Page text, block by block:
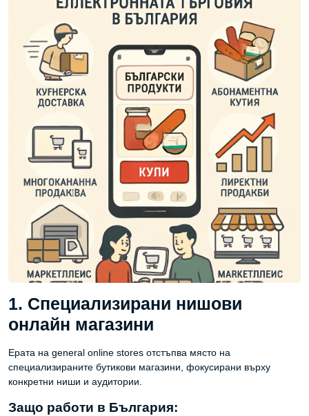
1. Специализирани нишови
онлайн магазини
Ерата на general online stores отстъпва място на
специализираните бутикови магазини, фокусирани върху
конкретни ниши и аудитории.
Защо работи в България: